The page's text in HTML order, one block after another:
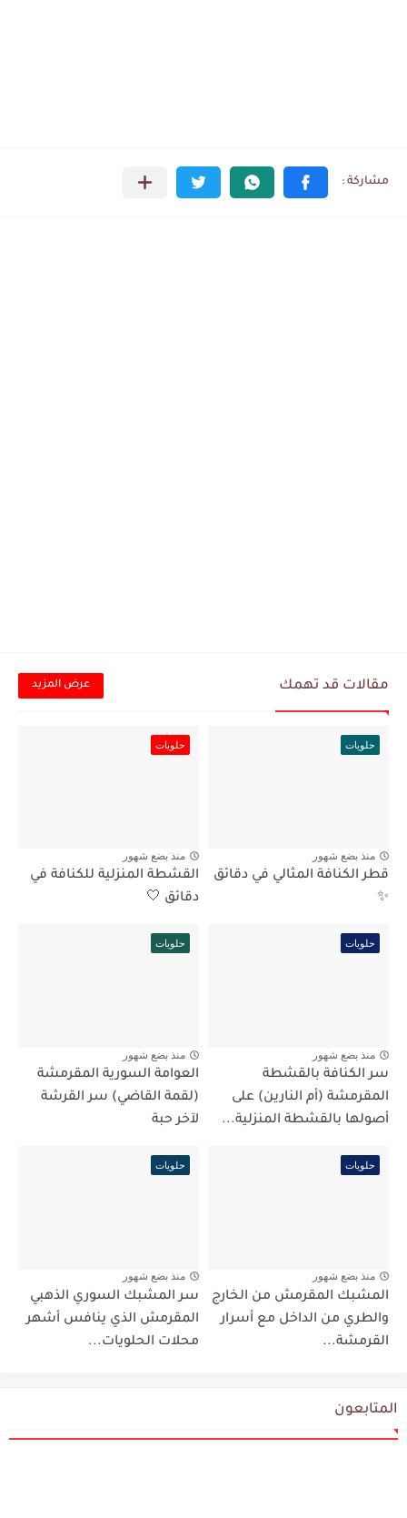
مقالات قد تهمك عرض المزيد
حلويات
منذ بضع شهور
قطر الكنافة المثالي في دقائق
✨
حلويات
منذ بضع شهور
القشطة المنزلية للكنافة في
دقائق 🤍
حلويات
منذ بضع شهور
سر الكنافة بالقشطة
المقرمشة (أم النارين) على
أصولها بالقشطة المنزلية...
حلويات
منذ بضع شهور
العوامة السورية المقرمشة
(لقمة القاضي) سر القرشة
لآخر حبة
حلويات
منذ بضع شهور
المشبك المقرمش من الخارج
والطري من الداخل مع أسرار
القرمشة...
حلويات
منذ بضع شهور
سر المشبك السوري الذهبي
المقرمش الذي ينافس أشهر
محلات الحلويات...
المتابعون